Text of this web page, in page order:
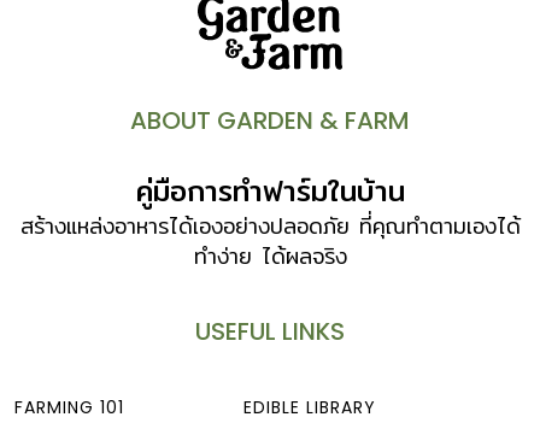
ABOUT GARDEN & FARM
คู่มือการทำฟาร์มในบ้าน
สร้างแหล่งอาหารได้เองอย่างปลอดภัย ที่คุณทำตามเองได้
ทำง่าย ได้ผลจริง
USEFUL LINKS
FARMING 101
EDIBLE LIBRARY